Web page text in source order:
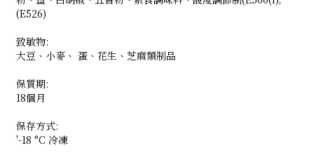
(E526)
致敏物:
大豆、小麥、 蛋、花生、芝麻類制品
保質期:
18個月
保存方式:
'-18 °C 冷凍